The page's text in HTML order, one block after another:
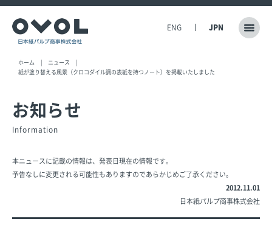
ENG JPN
ホーム
ニュース
紙が塗り替える風景（クロコダイル調の表紙を持つノート）を掲載いたしました
お知らせ
Information
本ニュースに記載の情報は、発表日現在の情報です。
予告なしに変更される可能性もありますのであらかじめご了承ください。
2012.11.01
日本紙パルプ商事株式会社